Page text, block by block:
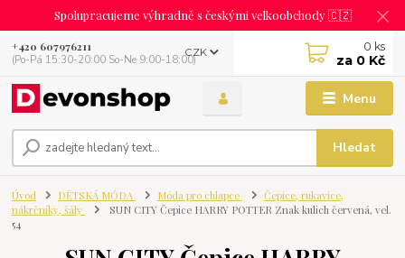
Spolupracujeme výhradně s českými velkoobchody 🇨🇿
Menu
CZK
Hledat
+420 607976211
(Po-Pá 15:30-20:00 So-Ne 9:00-18:00)
0 ks
za 0 Kč
Úvod DĚTSKÁ MÓDA Móda pro chlapce
Čepice, rukavice,
nákrčníky, šály
SUN CITY Čepice HARRY POTTER Znak kulich červená, vel.
54